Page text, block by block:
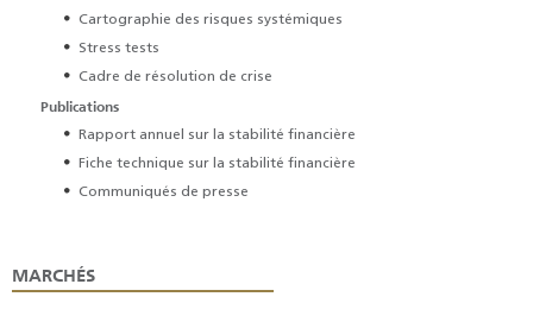
Cartographie des risques systémiques
Stress tests
Cadre de résolution de crise
Publications
Rapport annuel sur la stabilité financière
Fiche technique sur la stabilité financière
Communiqués de presse
MARCHÉS